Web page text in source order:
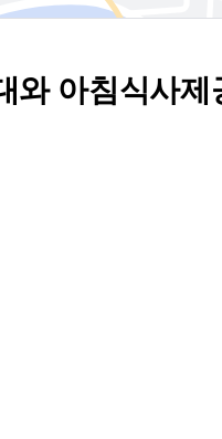
와 아침식사제